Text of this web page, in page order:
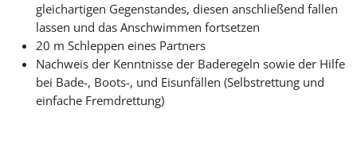
gleichartigen Gegenstandes, diesen anschließend fallen
lassen und das Anschwimmen fortsetzen
20 m Schleppen eines Partners
Nachweis der Kenntnisse der Baderegeln sowie der Hilfe
bei Bade-, Boots-, und Eisunfällen (Selbstrettung und
einfache Fremdrettung)